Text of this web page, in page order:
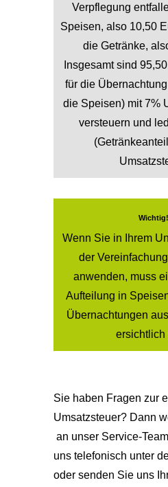
Verpflegung
Speisen, also 10,50
die Getränke,
Insgesamt sind
für die
die Speisen) mit 7%
versteuern und
Wichtig!
Wenn Sie in Ihrem
der
anwenden, muss
Aufteilung in
Übernachtungen
ersichtlich
Sie haben Fragen zur
Umsatzsteuer? Dann
an unser Service-
uns telefonisch unter
oder senden Sie uns